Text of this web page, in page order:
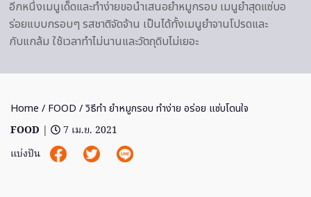
อีกหนึ่งเมนูเด็ดและทำง่ายขอนำเสนอยำหมูกรอบ เมนูยำสุดแซ่บอ
ร่อยแบบกรอบๆ รสชาติจัดจ้าน เป็นได้ทั้งเมนูยำจานโปรดและ
กับแกล้ม ใช้เวลาทำไม่นานและวัตถุดิบไม่เยอะ
Home / FOOD / วิธีทำ ยำหมูกรอบ ทำง่าย อร่อย แซ่บโดนใจ
FOOD |
7 เม.ย. 2021
แบ่งปัน